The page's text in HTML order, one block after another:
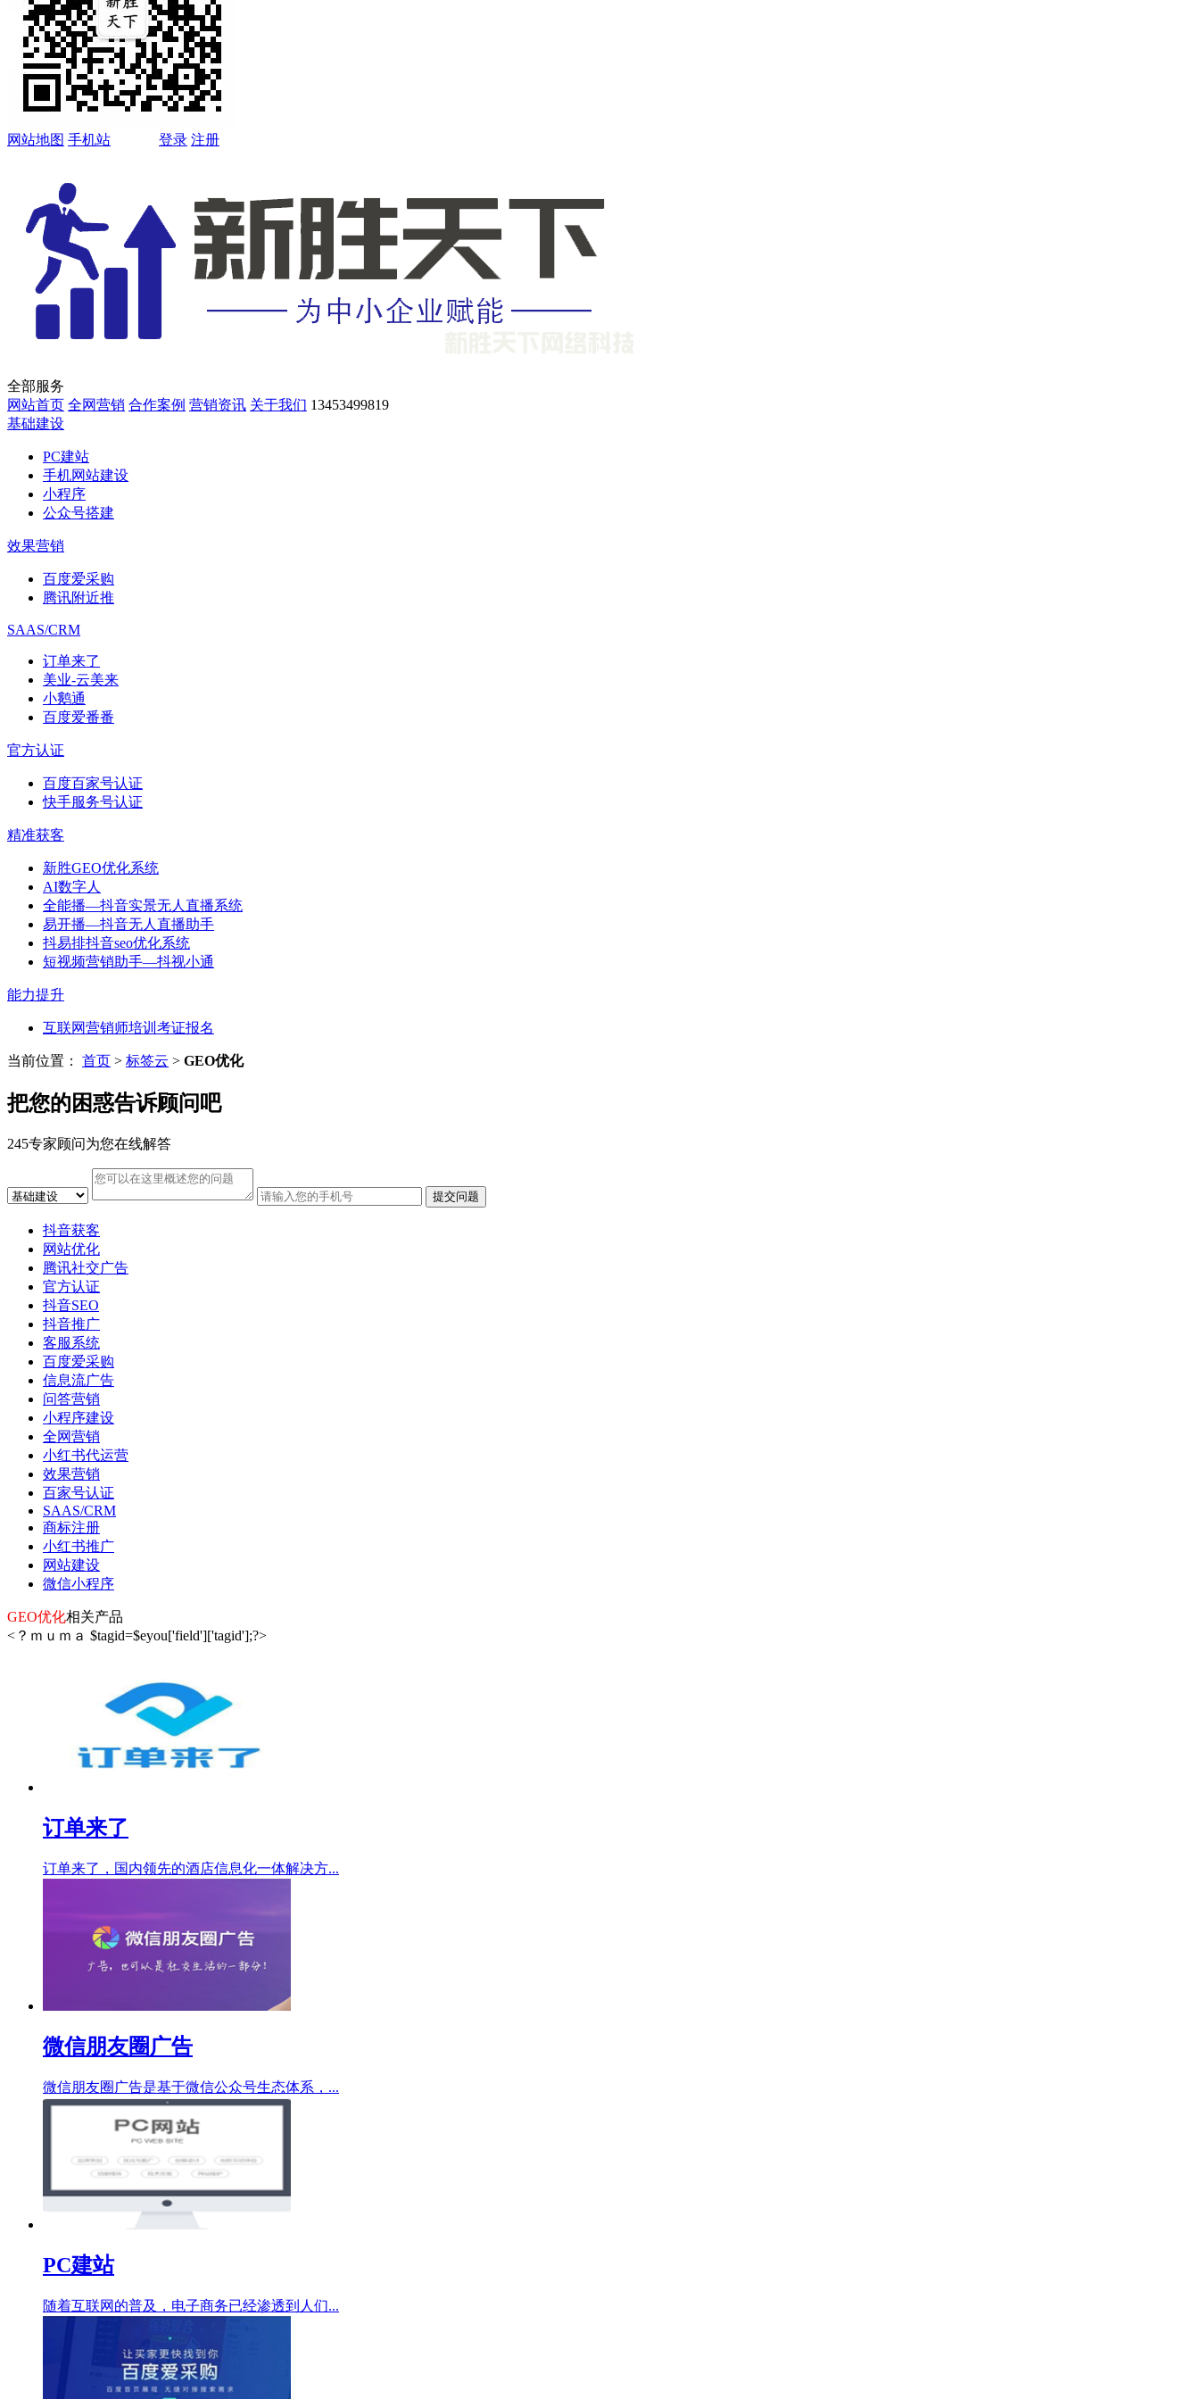
网站地图 手机站 登录 注册
全部服务
网站首页 全网营销 合作案例 营销资讯 关于我们 13453499819
基础建设
PC建站
手机网站建设
小程序
公众号搭建
效果营销
百度爱采购
腾讯附近推
SAAS/CRM
订单来了
美业-云美来
小鹅通
百度爱番番
官方认证
百度百家号认证
快手服务号认证
精准获客
新胜GEO优化系统
AI数字人
全能播—抖音实景无人直播系统
易开播—抖音无人直播助手
抖易排抖音seo优化系统
短视频营销助手—抖视小通
能力提升
互联网营销师培训考证报名
当前位置： 首页 > 标签云 > GEO优化
把您的困惑告诉顾问吧
245专家顾问为您在线解答
抖音获客
网站优化
腾讯社交广告
官方认证
抖音SEO
抖音推广
客服系统
百度爱采购
信息流广告
问答营销
小程序建设
全网营销
小红书代运营
效果营销
百家号认证
SAAS/CRM
商标注册
小红书推广
网站建设
微信小程序
GEO优化相关产品
<？ｍｕｍａ $tagid=$eyou['field']['tagid'];?>
订单来了
订单来了，国内领先的酒店信息化一体解决方...
微信朋友圈广告
微信朋友圈广告是基于微信公众号生态体系，...
PC建站
随着互联网的普及，电子商务已经渗透到人们...